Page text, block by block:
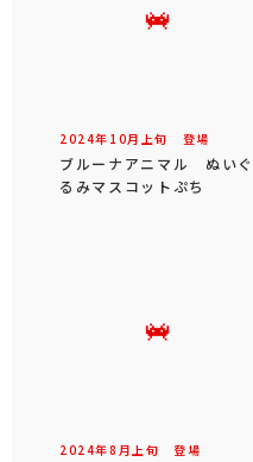
2024年 10月 上旬 登場
ブルーナアニマル ぬいぐ
るみマスコットぷち
2024年8 月 上旬 登場